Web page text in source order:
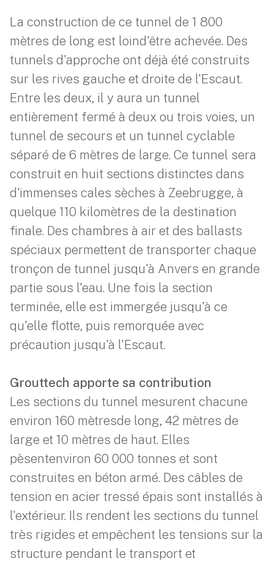
La construction de ce tunnel de 1 800
mètres de long est loind'être achevée. Des
tunnels d'approche ont déjà été construits
sur les rives gauche et droite de l'Escaut.
Entre les deux, il y aura un tunnel
entièrement fermé à deux ou trois voies, un
tunnel de secours et un tunnel cyclable
séparé de 6 mètres de large. Ce tunnel sera
construit en huit sections distinctes dans
d'immenses cales sèches à Zeebrugge, à
quelque 110 kilomètres de la destination
finale. Des chambres à air et des ballasts
spéciaux permettent de transporter chaque
tronçon de tunnel jusqu'à Anvers en grande
partie sous l'eau. Une fois la section
terminée, elle est immergée jusqu'à ce
qu'elle flotte, puis remorquée avec
précaution jusqu'à l'Escaut.
Grouttech apporte sa contribution
Les sections du tunnel mesurent chacune
environ 160 mètresde long, 42 mètres de
large et 10 mètres de haut. Elles
pèsentenviron 60 000 tonnes et sont
construites en béton armé. Des câbles de
tension en acier tressé épais sont installés à
l'extérieur. Ils rendent les sections du tunnel
très rigides et empêchent les tensions sur la
structure pendant le transport et